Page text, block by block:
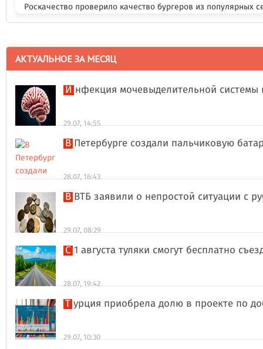
Роскачество проверило качество бургеров из популярных
АКТУАЛЬНОЕ ЗА МЕСЯЦ
Инфекция мочевыделительной
29.07, 14:55
В Петербурге создали пальчиковую
28.07, 16:43
В ВТБ заявили о непростой ситуации с
29.07, 08:29
С 1 августа туляки смогут бесплатно
28.07, 19:42
Турция приобрела долю в проекте по
29.07, 10:30